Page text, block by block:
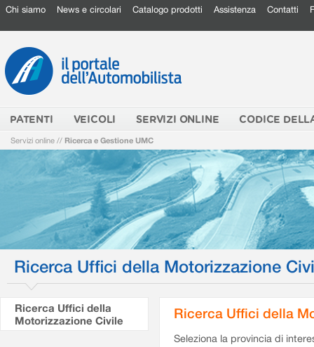
Chi siamo News e circolari Catalogo prodotti Assistenza Contatti
PATENTI VEICOLI SERVIZI ONLINE CODICE
Servizi online // Ricerca e Gestione UMC
Ricerca Uffici della Motorizzazione
Ricerca Uffici della
Motorizzazione Civile
Ricerca Uffici della
Seleziona la provincia di